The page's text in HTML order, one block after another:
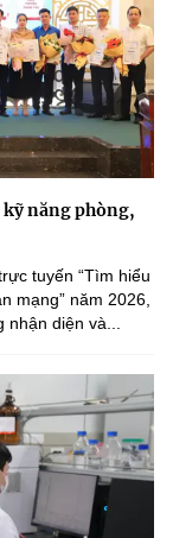
năng phòng,
tuyến “Tìm hiểu
mạng” năm 2026,
diện và...